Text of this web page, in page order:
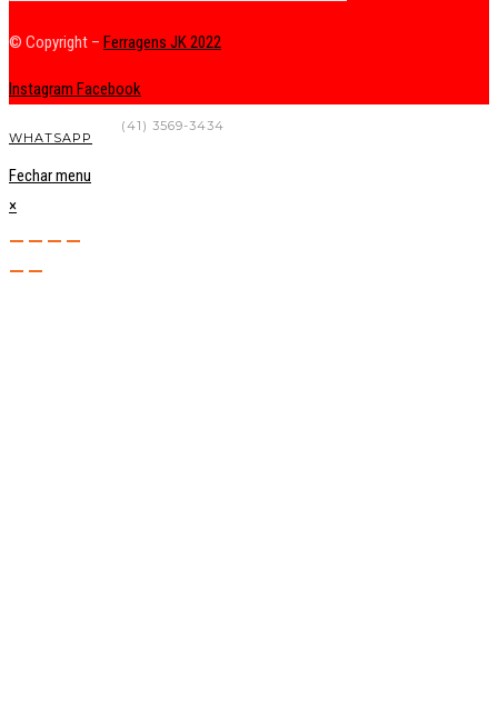
© Copyright – Ferragens JK 2022
Instagram Facebook
(41) 3569-3434
WHATSAPP
Fechar menu
×